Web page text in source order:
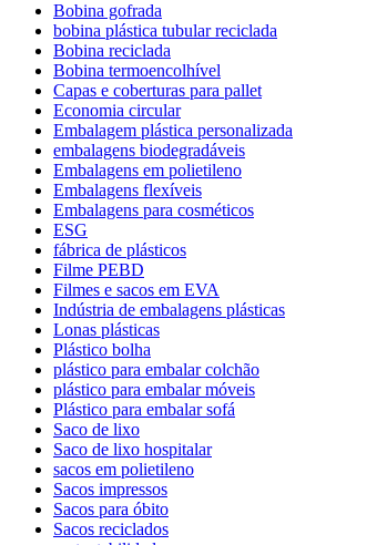
Bobina gofrada
bobina plástica tubular reciclada
Bobina reciclada
Bobina termoencolhível
Capas e coberturas para pallet
Economia circular
Embalagem plástica personalizada
embalagens biodegradáveis
Embalagens em polietileno
Embalagens flexíveis
Embalagens para cosméticos
ESG
fábrica de plásticos
Filme PEBD
Filmes e sacos em EVA
Indústria de embalagens plásticas
Lonas plásticas
Plástico bolha
plástico para embalar colchão
plástico para embalar móveis
Plástico para embalar sofá
Saco de lixo
Saco de lixo hospitalar
sacos em polietileno
Sacos impressos
Sacos para óbito
Sacos reciclados